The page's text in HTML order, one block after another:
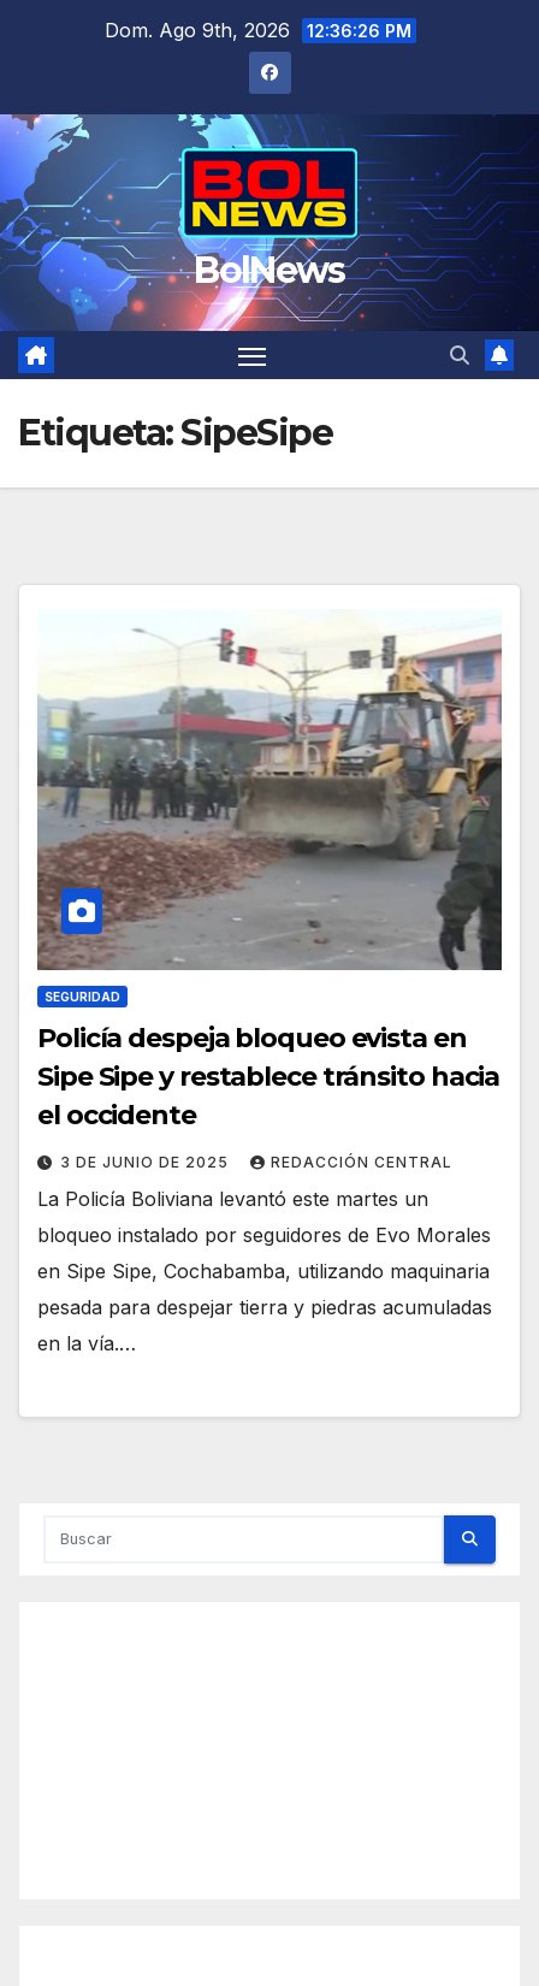
Dom. Ago 9th, 2026 12:36:26 PM
BolNews
Etiqueta:SipeSipe
SEGURIDAD
Policía despeja bloqueo evista en
Sipe Sipe y restablece tránsito hacia
el occidente
3 DE JUNIO DE 2025 REDACCIÓN CENTRAL
La Policía Boliviana levantó este martes un
bloqueo instalado por seguidores de Evo Morales
en Sipe Sipe, Cochabamba, utilizando maquinaria
pesada para despejar tierra y piedras acumuladas
en la vía.…